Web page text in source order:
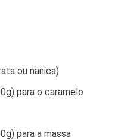
ou nanica)
para o caramelo
para a massa